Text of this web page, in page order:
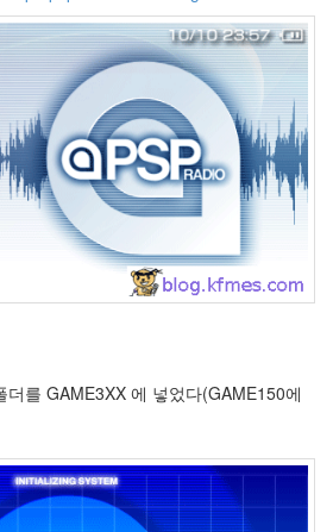
더를 GAME3XX 에 넣었다(GAME150에